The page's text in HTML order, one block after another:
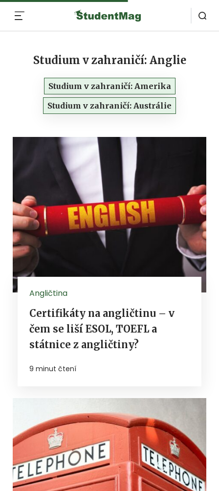
Studium v zahraničí: Anglie
Studium v zahraničí: Amerika
Studium v zahraničí: Austrálie
Angličtina
Certifikáty na angličtinu – v
čem se liší ESOL, TOEFL a
státnice z angličtiny?
9 minut čtení